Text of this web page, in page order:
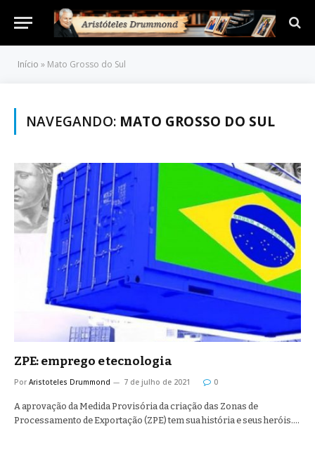
Início » Mato Grosso do Sul
NAVEGANDO: MATO GROSSO DO SUL
ZPE: emprego e tecnologia
Por Aristoteles Drummond 7 de julho de 2021 0
A aprovação da Medida Provisória da criação das Zonas de
Processamento de Exportação (ZPE) tem sua história e seus heróis.…